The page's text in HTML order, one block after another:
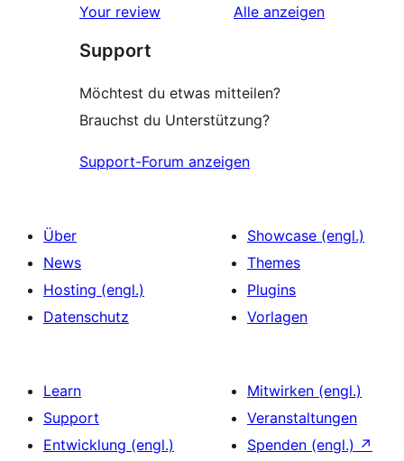
Your review Alle Rezensionen
anzeigen
Support
Möchtest du etwas mitteilen?
Brauchst du Unterstützung?
Support-Forum anzeigen
Über
News
Hosting (engl.)
Datenschutz
Showcase (engl.)
Themes
Plugins
Vorlagen
Learn
Support
Entwicklung (engl.)
Mitwirken (engl.)
Veranstaltungen
Spenden (engl.) ↗